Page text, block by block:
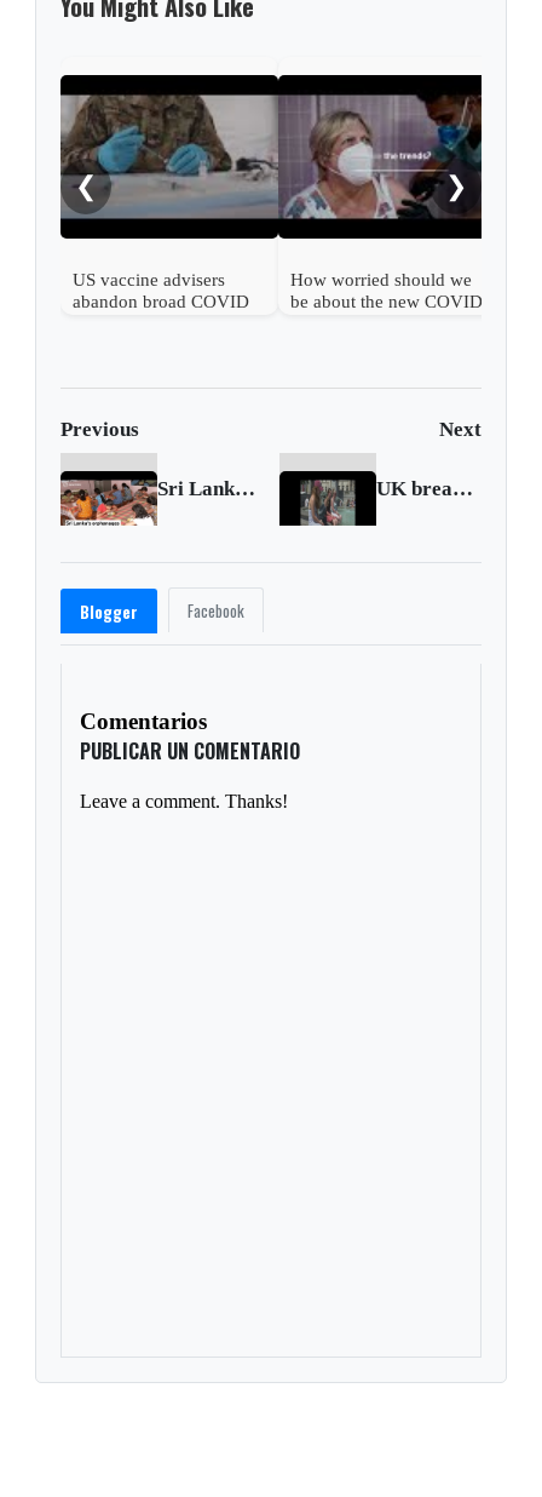
❮
US vaccine advisers
abandon broad COVID
How worried should we
be about the new COVID
❯
Previous Next
Sri Lanka's orphanages face food shortages UK breaks record for highest temperature
Blogger Facebook
Comentarios
PUBLICAR UN COMENTARIO
Leave a comment. Thanks!